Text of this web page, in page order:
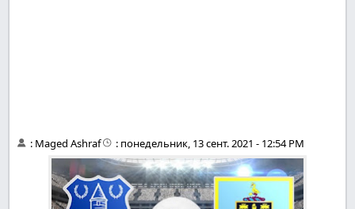
: Maged Ashraf : понедельник, 13 сент. 2021 - 12:54 PM